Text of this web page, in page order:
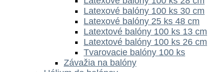
Latexové balóny 100 ks 30 cm
Latexové balóny 25 ks 48 cm
Latextové balóny 100 ks 13 cm
Latextové balóny 100 ks 26 cm
Tvarovacie balóny 100 ks
Závažia na balóny